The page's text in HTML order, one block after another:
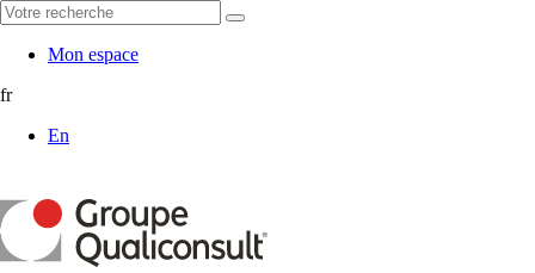
Mon espace
fr
En